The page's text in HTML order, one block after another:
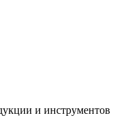
и инструментов